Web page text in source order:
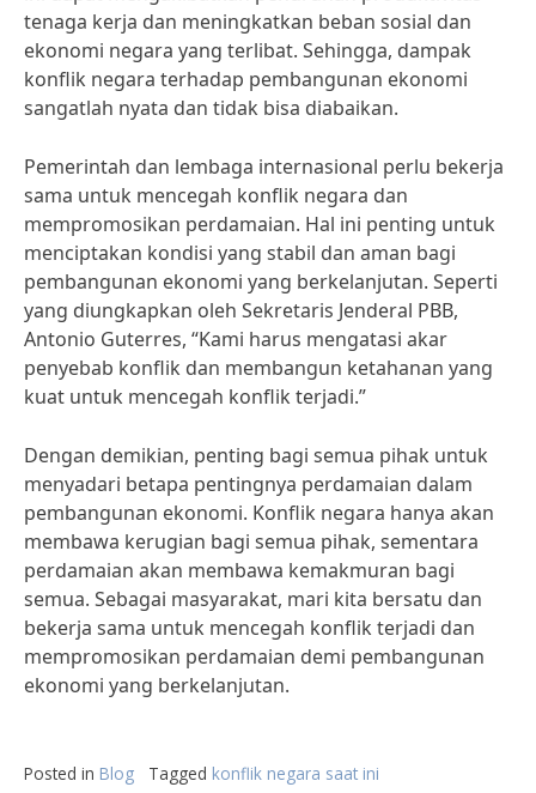
tenaga kerja dan meningkatkan beban sosial dan
ekonomi negara yang terlibat. Sehingga, dampak
konflik negara terhadap pembangunan ekonomi
sangatlah nyata dan tidak bisa diabaikan.
Pemerintah dan lembaga internasional perlu bekerja
sama untuk mencegah konflik negara dan
mempromosikan perdamaian. Hal ini penting untuk
menciptakan kondisi yang stabil dan aman bagi
pembangunan ekonomi yang berkelanjutan. Seperti
yang diungkapkan oleh Sekretaris Jenderal PBB,
Antonio Guterres, “Kami harus mengatasi akar
penyebab konflik dan membangun ketahanan yang
kuat untuk mencegah konflik terjadi.”
Dengan demikian, penting bagi semua pihak untuk
menyadari betapa pentingnya perdamaian dalam
pembangunan ekonomi. Konflik negara hanya akan
membawa kerugian bagi semua pihak, sementara
perdamaian akan membawa kemakmuran bagi
semua. Sebagai masyarakat, mari kita bersatu dan
bekerja sama untuk mencegah konflik terjadi dan
mempromosikan perdamaian demi pembangunan
ekonomi yang berkelanjutan.
Posted in Blog Tagged konflik negara saat ini